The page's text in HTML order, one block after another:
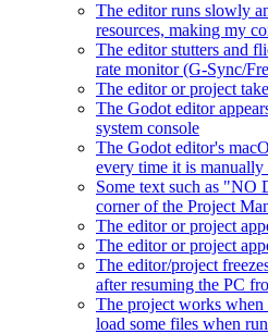
The editor runs slowly
resources, making my
The editor stutters and
rate monitor (G-Sync/
The editor or project
The Godot editor
system console
The Godot editor's
every time it is manually
Some text such as "NO
corner of the Project
The editor or project
The editor or project
The editor/project
after resuming the PC
The project works
load some files when